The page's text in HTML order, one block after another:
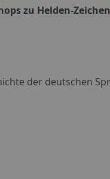
zu Helden-
der deutschen